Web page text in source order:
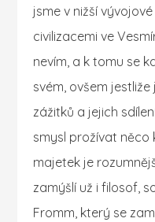
jsme v nižší
civilizacemi ve
nevím, a k tomu se
svém, ovšem
zážitků a jejich
smysl prožívat něco
majetek je
zamýšlí už i filosof,
Fromm, který se